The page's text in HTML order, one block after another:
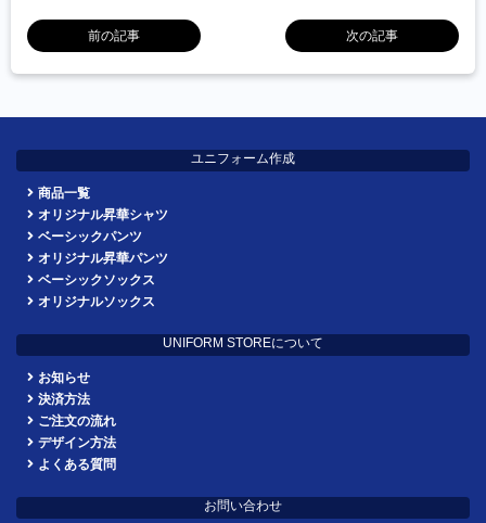
前の記事 次の記事
ユニフォーム作成
商品一覧
オリジナル昇華シャツ
ベーシックパンツ
オリジナル昇華パンツ
ベーシックソックス
オリジナルソックス
UNIFORM STOREについて
お知らせ
決済方法
ご注文の流れ
デザイン方法
よくある質問
お問い合わせ